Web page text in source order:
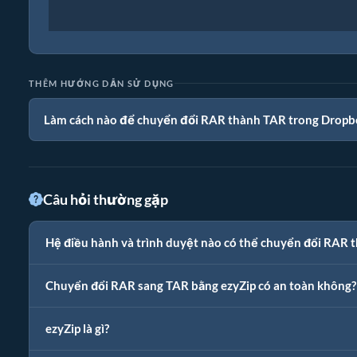
THÊM HƯỚNG DẪN SỬ DỤNG
Làm cách nào để chuyển đổi RAR thành TAR trong
Câu hỏi thường gặp
Hệ điều hành và trình duyệt nào có thể chuyển đổi RAR
Chuyển đổi RAR sang TAR bằng ezyZip có an toàn không?
ezyZip là gì?